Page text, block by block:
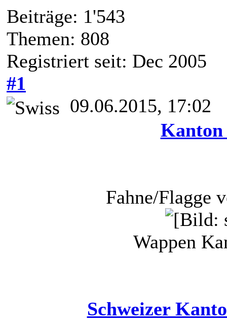
Beiträge: 1'543
Themen: 808
Registriert seit: Dec 2005
#1
09.06.2015, 17:02
Kanton
Fahne/Flagge
Wappen
Schweizer